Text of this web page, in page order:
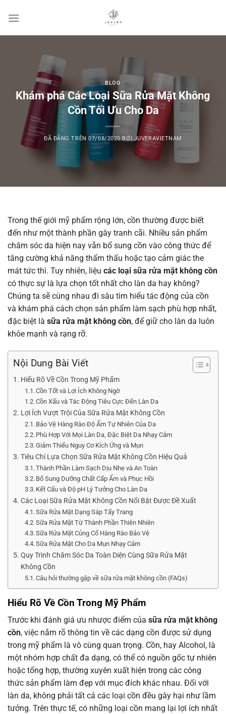
đến
BLOG
Khám phá Các Loại Sữa Rửa Mặt Không
Cồn Tối Ưu Cho Da
ĐÃ ĐĂNG TRÊN07/08/2025 BỞI JUVERAVIETNAM
Trong thế giới mỹ phẩm rộng lớn, cồn thường được biết
đến như một thành phần gây tranh cãi. Nhiều sản phẩm
chăm sóc da hiện nay vẫn bổ sung cồn vào công thức để
tăng cường khả năng thẩm thấu hoặc tạo cảm giác the
mát tức thì. Tuy nhiên, liệu các loại sữa rửa mặt không cồn
có thực sự là lựa chọn tốt nhất cho làn da hay không?
Chúng ta sẽ cùng nhau đi sâu tìm hiểu tác động của cồn
và khám phá cách chọn sản phẩm làm sạch phù hợp nhất,
đặc biệt là sữa rửa mặt không cồn, để giữ cho làn da luôn
khỏe mạnh và rạng rỡ.
Nội Dung Bài Viết
Hiểu Rõ Về Cồn Trong Mỹ Phẩm
Cồn Tốt và Lợi Ích Không Ngờ
Cồn Xấu và Tác Động Tiêu Cực Đến Làn Da
Lợi Ích Vượt Trội Của Sữa Rửa Mặt Không Cồn
Bảo Vệ Hàng Rào Độ Ẩm Tự Nhiên Của Da
Phù Hợp Với Mọi Làn Da, Đặc Biệt Da Nhạy Cảm
Giảm Thiểu Nguy Cơ Kích Ứng và Mụn
Tiêu Chí Lựa Chọn Sữa Rửa Mặt Không Cồn Hiệu Quả
Thành Phần Làm Sạch Dịu Nhẹ và An Toàn
Bổ Sung Dưỡng Chất Cấp Ẩm và Phục Hồi
Kết Cấu và Độ pH Lý Tưởng Cho Làn Da
Các Loại Sữa Rửa Mặt Không Cồn Nổi Bật Được Đề Xuất
Sữa Rửa Mặt Dạng Sáp Tẩy Trang
Sữa Rửa Mặt Từ Thành Phần Thiên Nhiên
Sữa Rửa Mặt Củng Cố Hàng Rào Bảo Vệ
Sữa Rửa Mặt Cho Da Mụn Nhạy Cảm
Quy Trình Chăm Sóc Da Toàn Diện Cùng Sữa Rửa Mặt
Không Cồn
Câu hỏi thường gặp về sữa rửa mặt không cồn (FAQs)
Hiểu Rõ Về Cồn Trong Mỹ Phẩm
Trước khi đánh giá ưu nhược điểm của sữa rửa mặt không
cồn, việc nắm rõ thông tin về các dạng cồn được sử dụng
trong mỹ phẩm là vô cùng quan trọng. Cồn, hay Alcohol, là
một nhóm hợp chất đa dạng, có thể có nguồn gốc tự nhiên
hoặc tổng hợp, thường xuyên xuất hiện trong các công
thức sản phẩm làm đẹp với mục đích khác nhau. Đối với
làn da, không phải tất cả các loại cồn đều gây hại như lầm
tưởng. Trên thực tế, có những loại cồn mang lại lợi ích nhất